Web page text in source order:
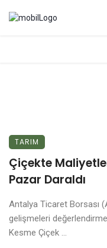
TARIM
Çiçekte
Pazar Daraldı
Antalya Ticaret Borsası
gelişmeleri
Kesme Çiçek ...